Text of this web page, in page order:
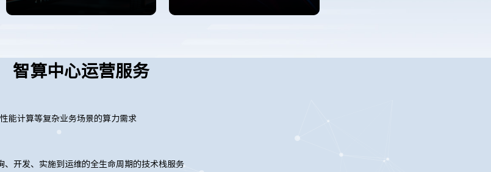
智算中心运营服务
能计算等复杂业务场景的算力需求
开发、实施到运维的全生命周期的技术栈服务